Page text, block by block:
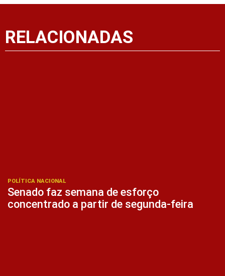
RELACIONADAS
POLÍTICA NACIONAL
Senado faz semana de esforço
concentrado a partir de segunda-feira